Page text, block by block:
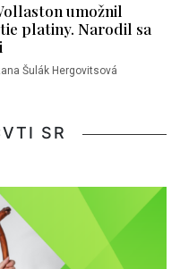
umožnil
platiny. Narodil sa
Šulák Hergovitsová
SR